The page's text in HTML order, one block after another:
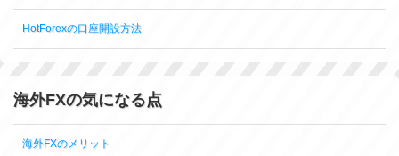
HotForexの口座開設方法
海外FXの気になる点
海外FXのメリット